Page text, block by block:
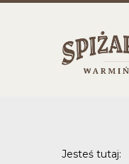
Jesteś tutaj: